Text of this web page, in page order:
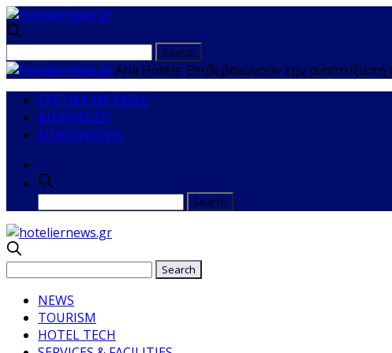
Aria Hotels: Επιβεβαιώνουν την αναπτυξιακή
ΣΧΕΤΙΚΑ ΜΕ ΕΜΑΣ
ΔΙΑΦΗΜΙΣΗ
ΕΠΙΚΟΙΝΩΝΙΑ
NEWS
TOURISM
HOTEL TECH